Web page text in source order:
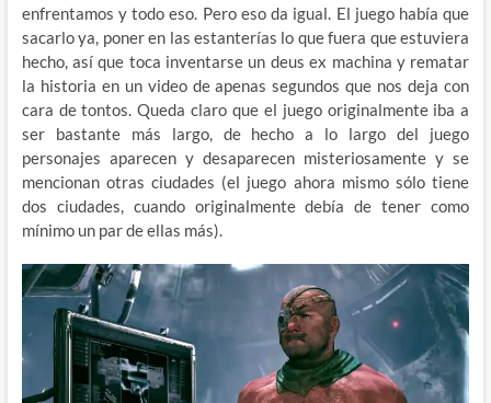
enfrentamos y todo eso. Pero eso da igual. El juego había que
sacarlo ya, poner en las estanterías lo que fuera que estuviera
hecho, así que toca inventarse un deus ex machina y rematar
la historia en un video de apenas segundos que nos deja con
cara de tontos. Queda claro que el juego originalmente iba a
ser bastante más largo, de hecho a lo largo del juego
personajes aparecen y desaparecen misteriosamente y se
mencionan otras ciudades (el juego ahora mismo sólo tiene
dos ciudades, cuando originalmente debía de tener como
mínimo un par de ellas más).